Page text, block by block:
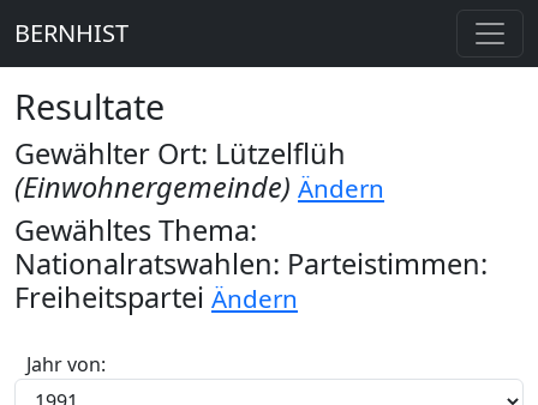
BERNHIST
Resultate
Gewählter Ort: Lützelflüh
(Einwohnergemeinde) Ändern
Gewähltes Thema:
Nationalratswahlen: Parteistimmen:
Freiheitspartei Ändern
Jahr von: